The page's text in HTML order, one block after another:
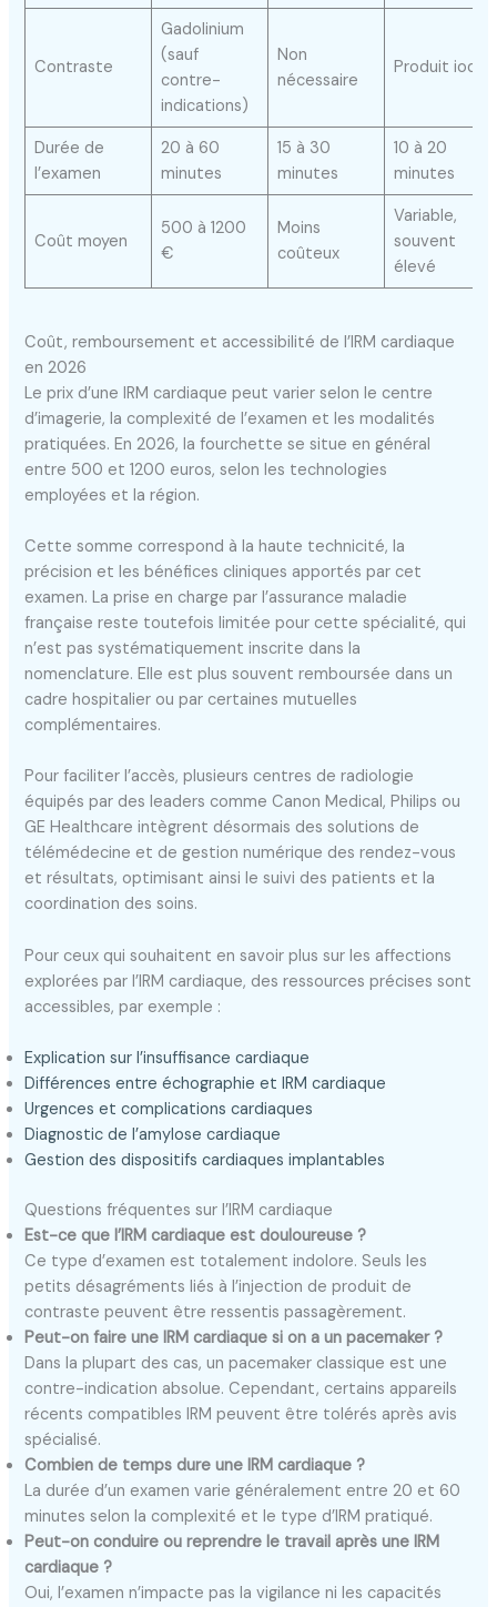
Contraste
Gadolinium
(sauf
contre-
indications)
Non
nécessaire
Produit iodé
Durée de
l’examen
20 à 60
minutes
15 à 30
minutes
10 à 20
minutes
Coût moyen
500 à 1200
€
Moins
coûteux
Variable,
souvent
élevé
Coût, remboursement et accessibilité de l’IRM cardiaque
en 2026
Le prix d’une IRM cardiaque peut varier selon le centre
d’imagerie, la complexité de l’examen et les modalités
pratiquées. En 2026, la fourchette se situe en général
entre 500 et 1200 euros, selon les technologies
employées et la région.
Cette somme correspond à la haute technicité, la
précision et les bénéfices cliniques apportés par cet
examen. La prise en charge par l’assurance maladie
française reste toutefois limitée pour cette spécialité, qui
n’est pas systématiquement inscrite dans la
nomenclature. Elle est plus souvent remboursée dans un
cadre hospitalier ou par certaines mutuelles
complémentaires.
Pour faciliter l’accès, plusieurs centres de radiologie
équipés par des leaders comme Canon Medical, Philips ou
GE Healthcare intègrent désormais des solutions de
télémédecine et de gestion numérique des rendez-vous
et résultats, optimisant ainsi le suivi des patients et la
coordination des soins.
Pour ceux qui souhaitent en savoir plus sur les affections
explorées par l’IRM cardiaque, des ressources précises sont
accessibles, par exemple :
Explication sur l’insuffisance cardiaque
Différences entre échographie et IRM cardiaque
Urgences et complications cardiaques
Diagnostic de l’amylose cardiaque
Gestion des dispositifs cardiaques implantables
Questions fréquentes sur l’IRM cardiaque
Est-ce que l’IRM cardiaque est douloureuse ?
Ce type d’examen est totalement indolore. Seuls les
petits désagréments liés à l’injection de produit de
contraste peuvent être ressentis passagèrement.
Peut-on faire une IRM cardiaque si on a un pacemaker ?
Dans la plupart des cas, un pacemaker classique est une
contre-indication absolue. Cependant, certains appareils
récents compatibles IRM peuvent être tolérés après avis
spécialisé.
Combien de temps dure une IRM cardiaque ?
La durée d’un examen varie généralement entre 20 et 60
minutes selon la complexité et le type d’IRM pratiqué.
Peut-on conduire ou reprendre le travail après une IRM
cardiaque ?
Oui, l’examen n’impacte pas la vigilance ni les capacités